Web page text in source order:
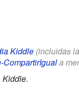
Kiddle(incluidas
CompartirIguala